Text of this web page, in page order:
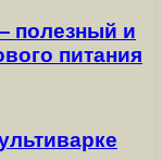
полезный и
питания